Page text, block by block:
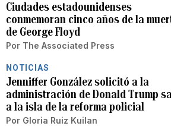
Ciudades estadounidenses
conmemoran cinco años de la
de George Floyd
Por The Associated Press
NOTICIAS
Jenniffer González solicitó a la
administración de Donald Trump
a la isla de la reforma policial
Por Gloria Ruiz Kuilan